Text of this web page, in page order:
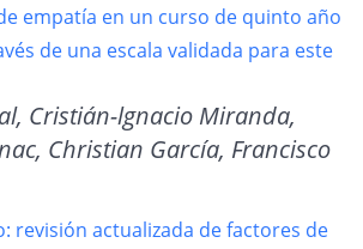
empatía en un curso de quinto año
de una escala validada para este
Cristián-lgnacio Miranda,
Christian García, Francisco
revisión actualizada de factores de